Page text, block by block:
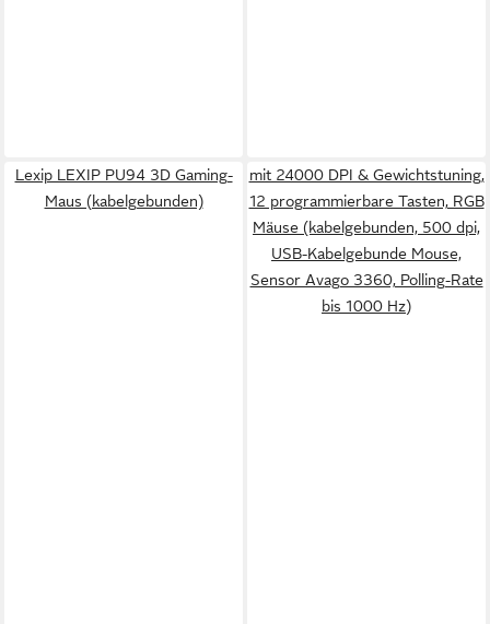
Lexip LEXIP PU94 3D Gaming-
Maus (kabelgebunden)
mit 24000 DPI & Gewichtstuning,
12 programmierbare Tasten, RGB
Mäuse (kabelgebunden, 500 dpi,
USB-Kabelgebunde Mouse,
Sensor Avago 3360, Polling-Rate
bis 1000 Hz)